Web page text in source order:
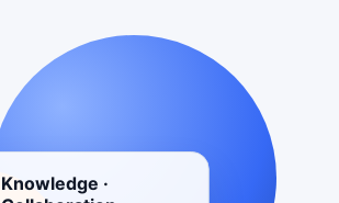
Knowledge ·